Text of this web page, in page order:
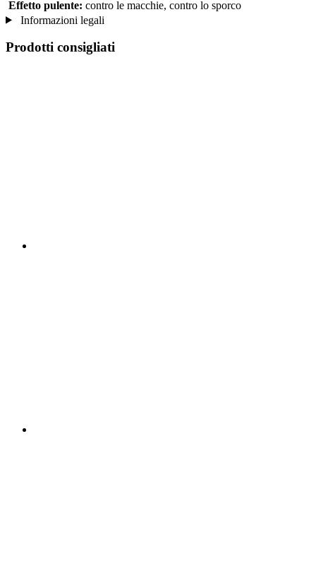
Effetto pulente: contro le macchie, contro lo sporco
Informazioni legali
Prodotti consigliati